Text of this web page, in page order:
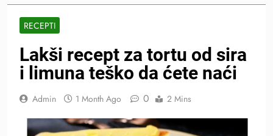
RECEPTI
Lakši recept za tortu od sira
i limuna teško da ćete naći
Admin 1 Month Ago 0 2 Mins